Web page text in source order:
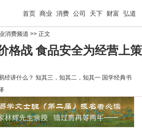
首页 商业 消费 公司 天下 财富 弘道
消费频道 >> 正文
格战 食品安全为经营上策
经讲什么？ 知其三，知其二，知其一 国学经典书